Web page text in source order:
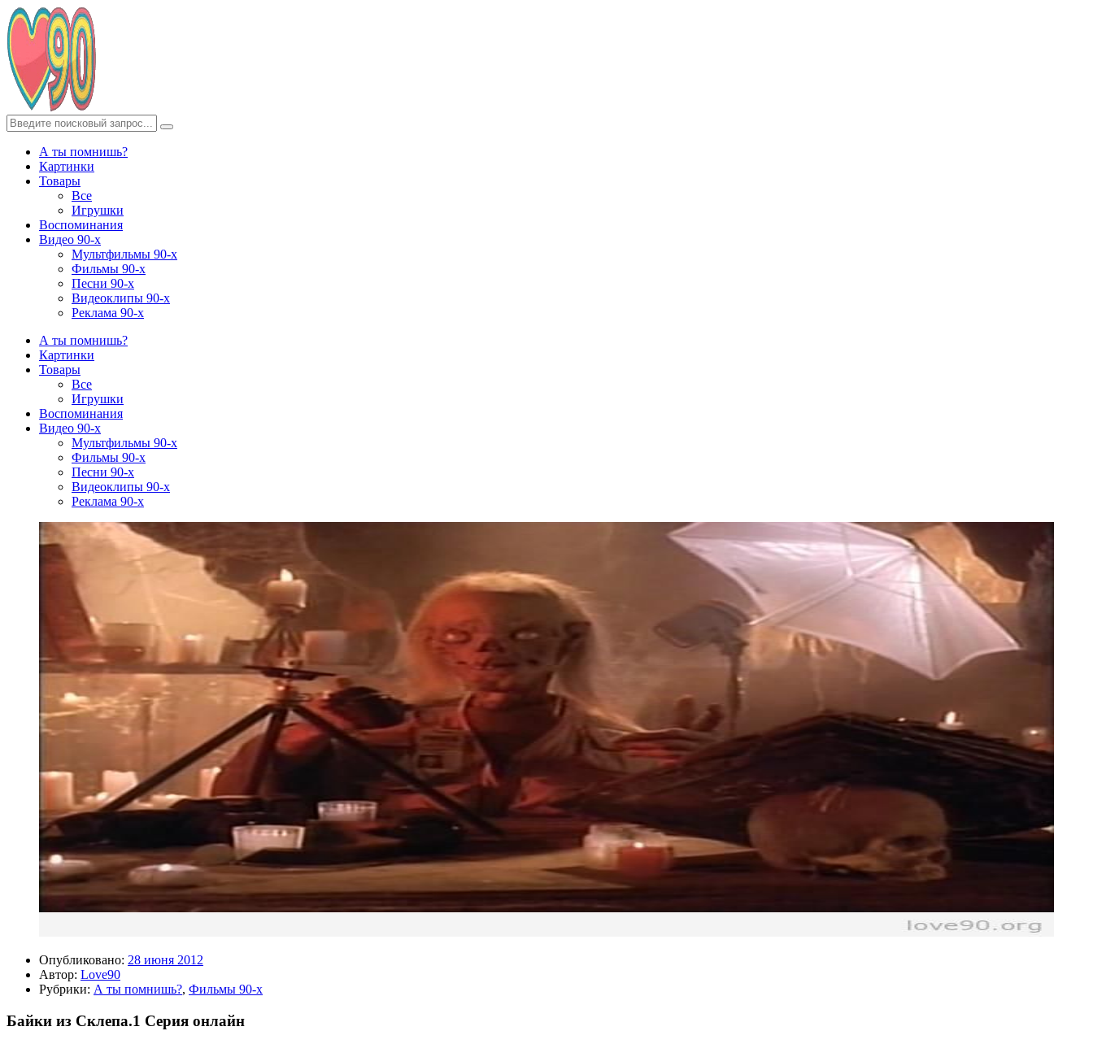
А ты помнишь?
Картинки
Товары
Все
Игрушки
Воспоминания
Видео 90-х
Мультфильмы 90-х
Фильмы 90-х
Песни 90-х
Видеоклипы 90-х
Реклама 90-х
А ты помнишь?
Картинки
Товары
Все
Игрушки
Воспоминания
Видео 90-х
Мультфильмы 90-х
Фильмы 90-х
Песни 90-х
Видеоклипы 90-х
Реклама 90-х
Опубликовано: 28 июня 2012
Автор: Love90
Рубрики: А ты помнишь?, Фильмы 90-х
Байки из Склепа.1 Серия онлайн